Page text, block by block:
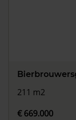
211 m2
€ 669.000